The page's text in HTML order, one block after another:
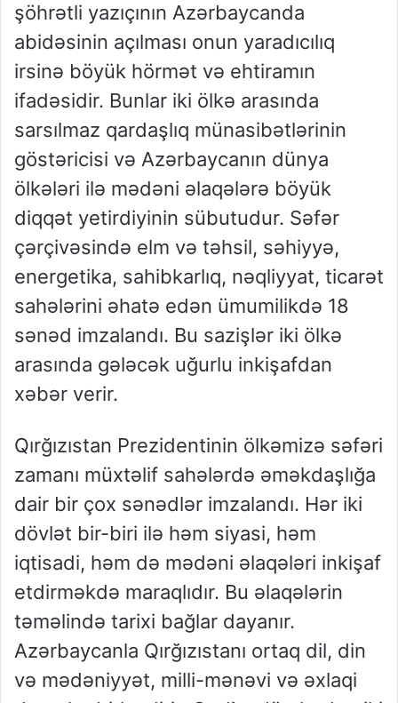
şöhrətli yazıçının Azərbaycanda
abidəsinin açılması onun yaradıcılıq
irsinə böyük hörmət və ehtiramın
ifadəsidir. Bunlar iki ölkə arasında
sarsılmaz qardaşlıq münasibətlərinin
göstəricisi və Azərbaycanın dünya
ölkələri ilə mədəni əlaqələrə böyük
diqqət yetirdiyinin sübutudur. Səfər
çərçivəsində elm və təhsil, səhiyyə,
energetika, sahibkarlıq, nəqliyyat, ticarət
sahələrini əhatə edən ümumilikdə 18
sənəd imzalandı. Bu sazişlər iki ölkə
arasında gələcək uğurlu inkişafdan
xəbər verir.
Qırğızıstan Prezidentinin ölkəmizə səfəri
zamanı müxtəlif sahələrdə əməkdaşlığa
dair bir çox sənədlər imzalandı. Hər iki
dövlət bir-biri ilə həm siyasi, həm
iqtisadi, həm də mədəni əlaqələri inkişaf
etdirməkdə maraqlıdır. Bu əlaqələrin
təməlində tarixi bağlar dayanır.
Azərbaycanla Qırğızıstanı ortaq dil, din
və mədəniyyət, milli-mənəvi və əxlaqi